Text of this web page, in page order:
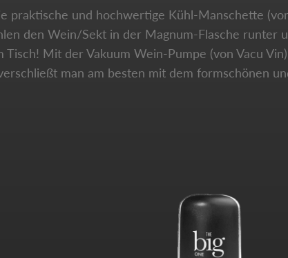
praktische und hochwertige Kühl-Manschette
den Wein/Sekt in der Magnum-Flasche runter
Mit der Vakuum Wein-Pumpe (von Vacu
man am besten mit dem formschönen